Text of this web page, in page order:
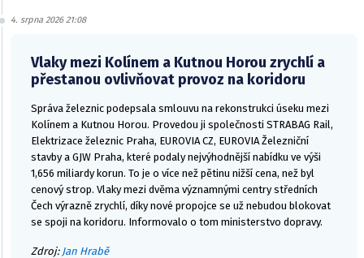
4. srpna 2026 21:08
Vlaky mezi Kolínem a Kutnou Horou zrychlí a
přestanou ovlivňovat provoz na koridoru
Správa železnic podepsala smlouvu na rekonstrukci úseku mezi
Kolínem a Kutnou Horou. Provedou ji společnosti STRABAG Rail,
Elektrizace železnic Praha, EUROVIA CZ, EUROVIA Železniční
stavby a GJW Praha, které podaly nejvýhodnější nabídku ve výši
1,656 miliardy korun. To je o více než pětinu nižší cena, než byl
cenový strop. Vlaky mezi dvěma významnými centry středních
Čech výrazně zrychlí, díky nové propojce se už nebudou blokovat
se spoji na koridoru. Informovalo o tom ministerstvo dopravy.
Zdroj: Jan Hrabě